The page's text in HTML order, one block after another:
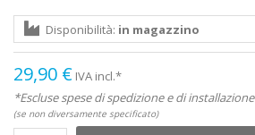
Disponibilità: in magazzino
29,90 € IVA incl.*
*Escluse spese di spedizione e di installazione
(se non diversamente specificato)